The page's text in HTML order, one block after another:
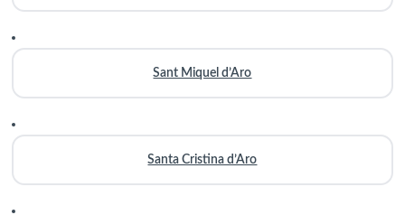
Sant Miquel d’Aro
Santa Cristina d’Aro